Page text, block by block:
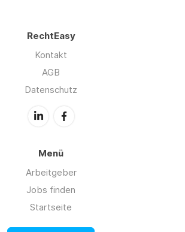
RechtEasy
Kontakt
AGB
Datenschutz
Menü
Arbeitgeber
Jobs finden
Startseite